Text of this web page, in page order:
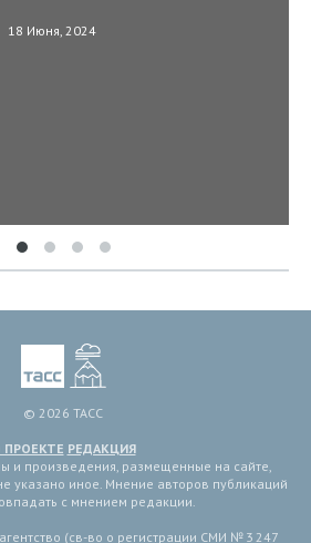
18 Июня, 2024
© 2026 ТАСС
ПРОЕКТЕ РЕДАКЦИЯ
и произведения, размещенные на сайте,
указано иное. Мнение авторов публикаций
с мнением редакции.
(св-во о регистрации СМИ № 3 247